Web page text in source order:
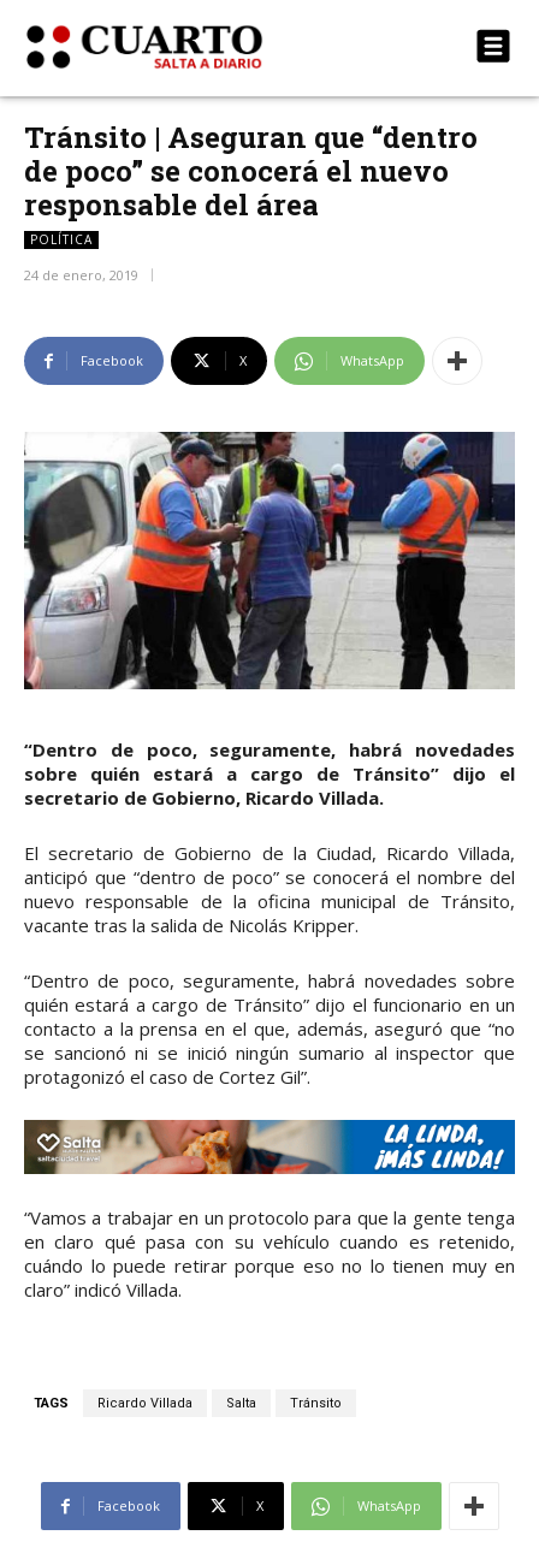
Tránsito | Aseguran que “dentro
de poco” se conocerá el nuevo
responsable del área
POLÍTICA
24 de enero, 2019
Facebook X WhatsApp
“Dentro de poco, seguramente, habrá novedades
sobre quién estará a cargo de Tránsito” dijo el
secretario de Gobierno, Ricardo Villada.
El secretario de Gobierno de la Ciudad, Ricardo Villada,
anticipó que “dentro de poco” se conocerá el nombre del
nuevo responsable de la oficina municipal de Tránsito,
vacante tras la salida de Nicolás Kripper.
“Dentro de poco, seguramente, habrá novedades sobre
quién estará a cargo de Tránsito” dijo el funcionario en un
contacto a la prensa en el que, además, aseguró que “no
se sancionó ni se inició ningún sumario al inspector que
protagonizó el caso de Cortez Gil”.
“Vamos a trabajar en un protocolo para que la gente tenga
en claro qué pasa con su vehículo cuando es retenido,
cuándo lo puede retirar porque eso no lo tienen muy en
claro” indicó Villada.
TAGS Ricardo Villada Salta Tránsito
Facebook X WhatsApp